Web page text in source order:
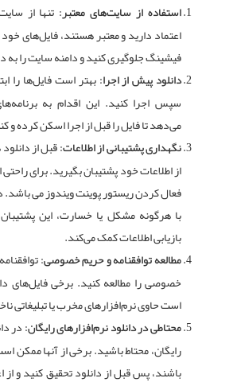
استفاده از سایت‌های معتبر: تنها از
اعتماد دارید و معتبر هستند، فایل‌های خود
فیشینگ جلوگیری کنید و دامنه سایت را
دانلود پیش از اجرا:بهتر است فایل‌ها را
سپس اجرا کنید. این اقدام به
می‌دهد تا فایل را قبل از اجرا اسکن کرده و
نگهداری پشتیبانی از اطلاعات:قبل از
از اطلاعات خود پشتیبان بگیرید. برای راحتی
فعال کردن ریستور پوینت ویندوز می
با هرگونه مشکل یا خسارت، این
بازیابی اطلاعات کمک می‌کند.
مطالعه توافقنامه و حریم خصوصی:
خصوصی را مطالعه کنید. برخی فایل‌های
است حاوی نرم‌افزارهای مخرب یا تبلیغاتی
محتاطی در دانلود نرم‌افزارهای رایگان:در
رایگان، محتاط باشید. برخی از آنها ممکن
باشند، پس قبل از دانلود تحقیق کنید و از